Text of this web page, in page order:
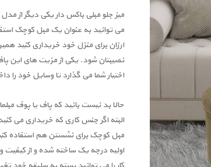
میز جلو مبلی باکس دار یکی دیگر از
می توانید به عنوان یک مبل کوچک
ارزان برای منزل خود خریداری کنید
نصیبتان شود. یکی از مزیت های این
اختیار شما می گذارد تا وسایل خود را
حالا بد نیست بانید که پاف یا پوف
البته اگر جنس کاری که خریداری می
مبل کوچک برای نشستن هم استفاده
اولیه درجه یک ساخته شده و از